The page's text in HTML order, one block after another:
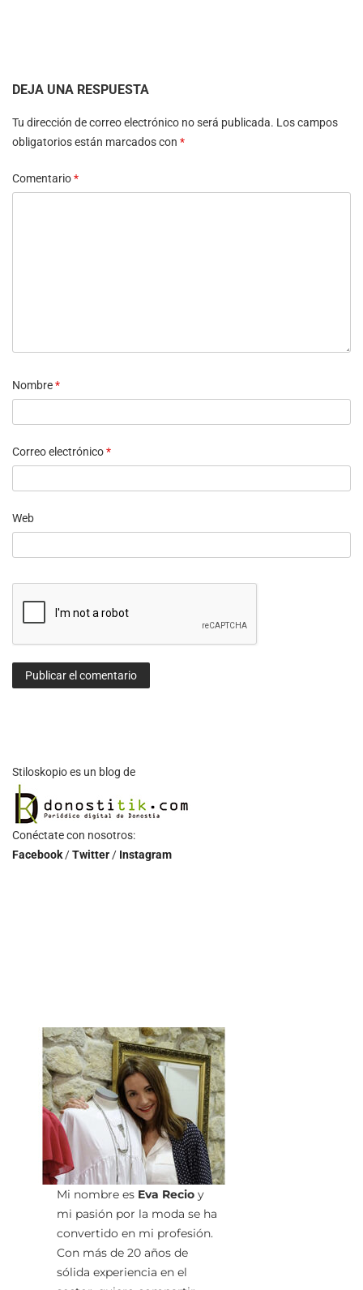
DEJA UNA RESPUESTA
Tu dirección de correo electrónico no será publicada. Los campos
obligatorios están marcados con *
Comentario*
Nombre*
Correo electrónico*
Web
Stiloskopio es un blog de
Conéctate con nosotros:
Facebook /Twitter / Instagram
Mi nombre es Eva Recio y
mi pasión por la moda se ha
convertido en mi profesión.
Con más de 20 años de
sólida experiencia en el